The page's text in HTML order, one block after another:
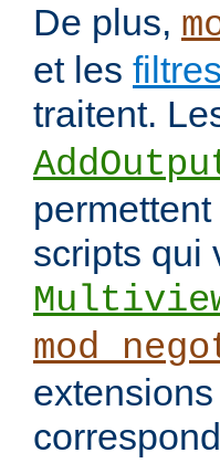
De plus,
et les filtres
traitent.
scripts qui